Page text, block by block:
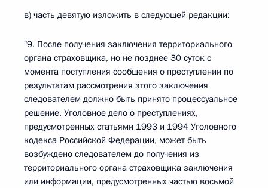
в) часть девятую изложить в следующей редакции:
"9. После получения заключения территориального
органа страховщика, но не позднее 30 суток с
момента поступления сообщения о преступлении по
результатам рассмотрения этого заключения
следователем должно быть принято процессуальное
решение. Уголовное дело о преступлениях,
предусмотренных статьями 1993 и 1994 Уголовного
кодекса Российской Федерации, может быть
возбуждено следователем до получения из
территориального органа страховщика заключения
или информации, предусмотренных частью восьмой